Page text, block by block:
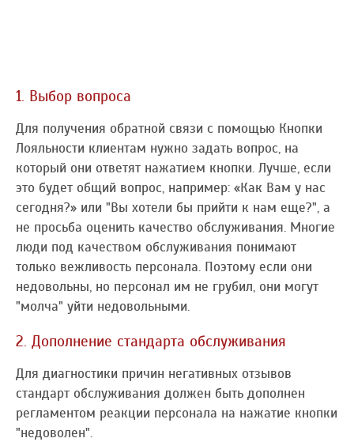
1. Выбор вопроса
Для получения обратной связи с помощью Кнопки
Лояльности клиентам нужно задать вопрос, на
который они ответят нажатием кнопки. Лучше, если
это будет общий вопрос, например: «Как Вам у нас
сегодня?» или "Вы хотели бы прийти к нам еще?", а
не просьба оценить качество обслуживания. Многие
люди под качеством обслуживания понимают
только вежливость персонала. Поэтому если они
недовольны, но персонал им не грубил, они могут
"молча" уйти недовольными.
2. Дополнение стандарта обслуживания
Для диагностики причин негативных отзывов
стандарт обслуживания должен быть дополнен
регламентом реакции персонала на нажатие кнопки
"недоволен".